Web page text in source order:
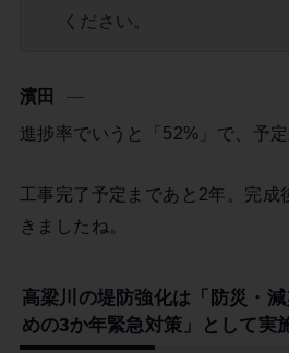
ください。
濱田
進捗率でいうと「52%」で、予
工事完了予定まであと2年。完成
きましたね。
高梁川の堤防強化は「防災・
めの3か年緊急対策」として実